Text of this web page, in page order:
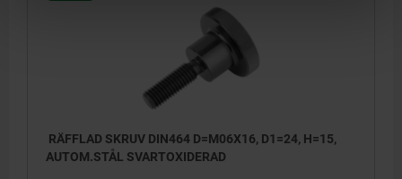
RÄFFLAD SKRUV DIN464 D=M06X16, D1=24, H=15,
AUTOM.STÅL SVARTOXIDERAD